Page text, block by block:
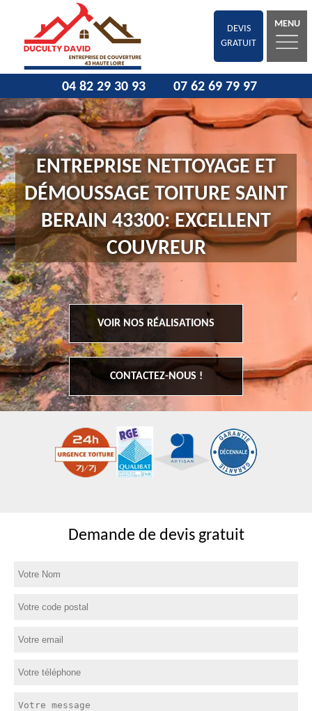
DEVIS
GRATUIT
MENU
04 82 29 30 93 07 62 69 79 97
ENTREPRISE NETTOYAGE ET
DÉMOUSSAGE TOITURE SAINT
BERAIN 43300: EXCELLENT
COUVREUR
VOIR NOS RÉALISATIONS
CONTACTEZ-NOUS !
Demande de devis gratuit